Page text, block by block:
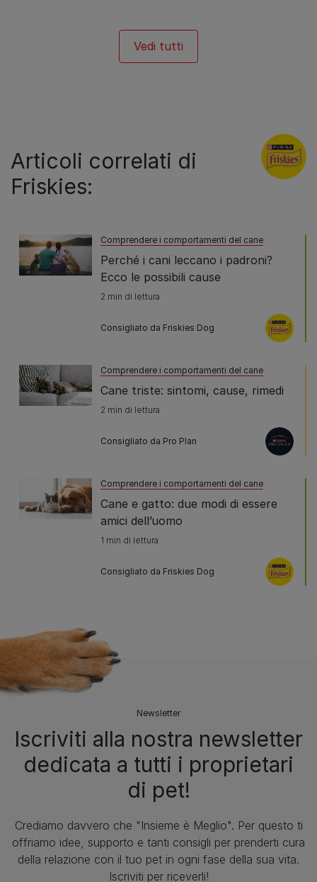
Vedi tutti
Articoli correlati di
Friskies:
Comprendere i comportamenti del cane
Perché i cani leccano i padroni?
Ecco le possibili cause
2 min di lettura
Consigliato da Friskies Dog
Comprendere i comportamenti del cane
Cane triste: sintomi, cause, rimedi
2 min di lettura
Consigliato da Pro Plan
Comprendere i comportamenti del cane
Cane e gatto: due modi di essere
amici dell’uomo
1 min di lettura
Consigliato da Friskies Dog
Newsletter
Iscriviti alla nostra newsletter
dedicata a tutti i proprietari
di pet!
Crediamo davvero che "Insieme è Meglio". Per questo ti
offriamo idee, supporto e tanti consigli per prenderti cura
della relazione con il tuo pet in ogni fase della sua vita.
Iscriviti per riceverli!